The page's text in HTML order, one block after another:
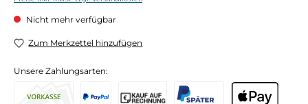
Nicht mehr verfügbar
Zum Merkzettel hinzufügen
Unsere Zahlungsarten: